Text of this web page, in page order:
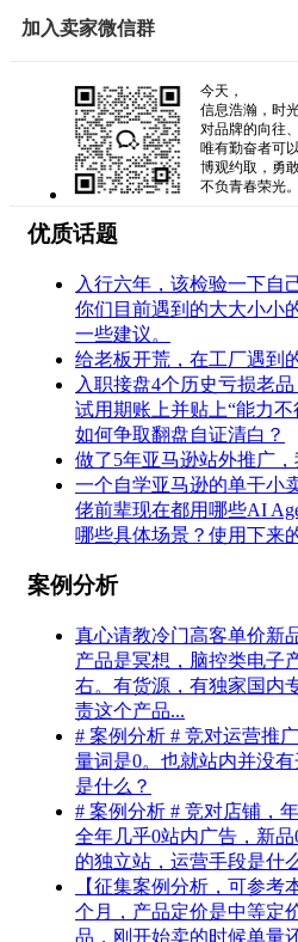
加入卖家微信群
今天，
信息浩瀚，时光
对品牌的向往
唯有勤奋者可
博观约取，勇
不负青春荣光。
优质话题
入行六年，该检验一下自
你们目前遇到的大大小小
一些建议。
给老板开荒，在工厂遇到
入职接盘4个历史亏损老
试用期账上并贴上“能力
如何争取翻盘自证清白？
做了5年亚马逊站外推广
一个自学亚马逊的单干小
佬前辈现在都用哪些AI
哪些具体场景？使用下来
案例分析
真心请教冷门高客单价新
产品是冥想，脑控类电子
右。有货源，有独家国内
责这个产品...
# 案例分析 # 竞对运营推
量词是0。也就站内并没
是什么？
# 案例分析 # 竞对店铺，
全年几乎0站内广告，新
的独立站，运营手段是什
【征集案例分析，可参考
个月，产品定价是中等定
品，刚开始卖的时候单量